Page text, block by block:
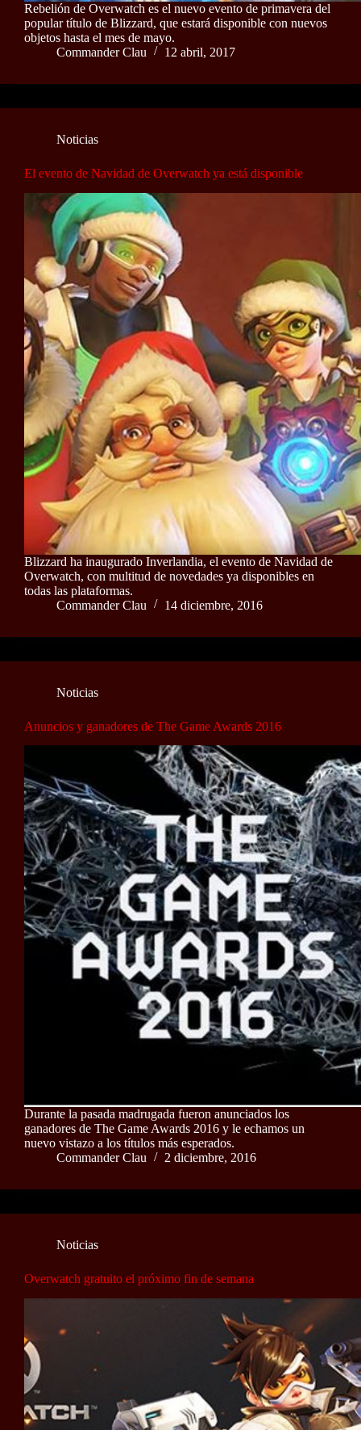
Rebelión de Overwatch es el nuevo evento de primavera del
popular título de Blizzard, que estará disponible con nuevos
objetos hasta el mes de mayo.
Commander Clau
12 abril, 2017
Noticias
El evento de Navidad de Overwatch ya está disponible
Blizzard ha inaugurado Inverlandia, el evento de Navidad de
Overwatch, con multitud de novedades ya disponibles en
todas las plataformas.
Commander Clau
14 diciembre, 2016
Noticias
Anuncios y ganadores de The Game Awards 2016
Durante la pasada madrugada fueron anunciados los
ganadores de The Game Awards 2016 y le echamos un
nuevo vistazo a los títulos más esperados.
Commander Clau
2 diciembre, 2016
Noticias
Overwatch gratuito el próximo fin de semana